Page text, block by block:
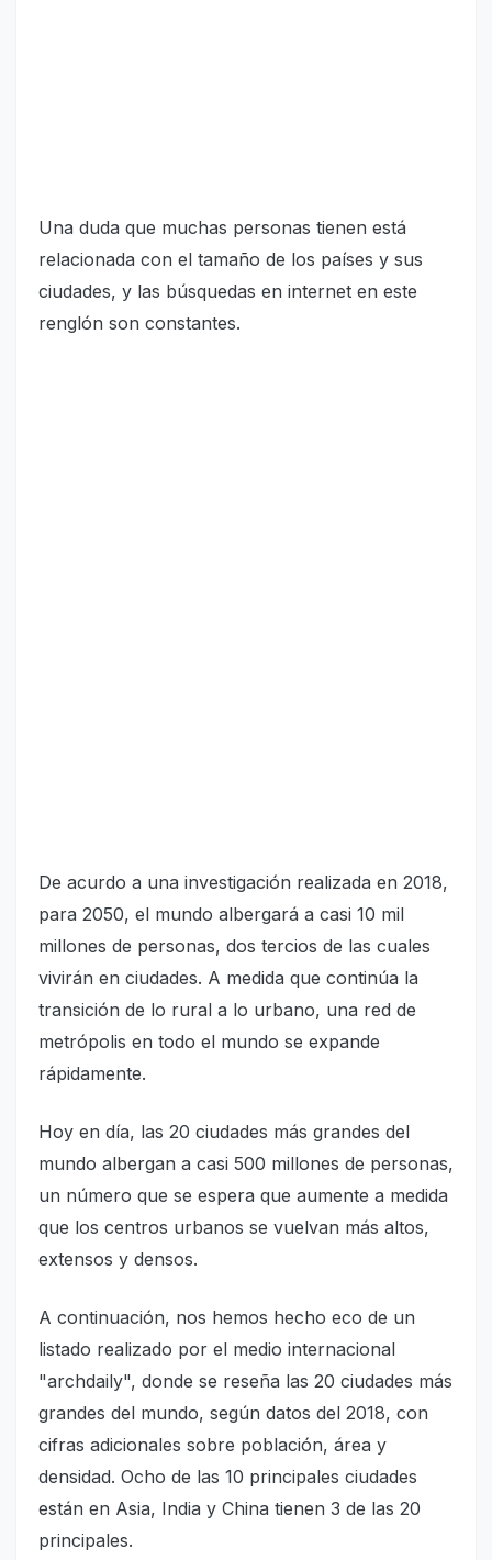
Una duda que muchas personas tienen está
relacionada con el tamaño de los países y sus
ciudades, y las búsquedas en internet en este
renglón son constantes.
De acurdo a una investigación realizada en 2018,
para 2050, el mundo albergará a casi 10 mil
millones de personas, dos tercios de las cuales
vivirán en ciudades. A medida que continúa la
transición de lo rural a lo urbano, una red de
metrópolis en todo el mundo se expande
rápidamente.
Hoy en día, las 20 ciudades más grandes del
mundo albergan a casi 500 millones de personas,
un número que se espera que aumente a medida
que los centros urbanos se vuelvan más altos,
extensos y densos.
A continuación, nos hemos hecho eco de un
listado realizado por el medio internacional
"archdaily", donde se reseña las 20 ciudades más
grandes del mundo, según datos del 2018, con
cifras adicionales sobre población, área y
densidad. Ocho de las 10 principales ciudades
están en Asia, India y China tienen 3 de las 20
principales.